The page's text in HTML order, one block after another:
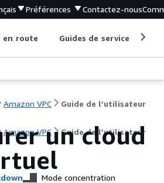
Préférences Contactez-nous
en route Guides de service
Amazon VPC Guide de l’utilisateur
Amazon VPC Guide de l’utilisateur
un cloud
Mode concentration